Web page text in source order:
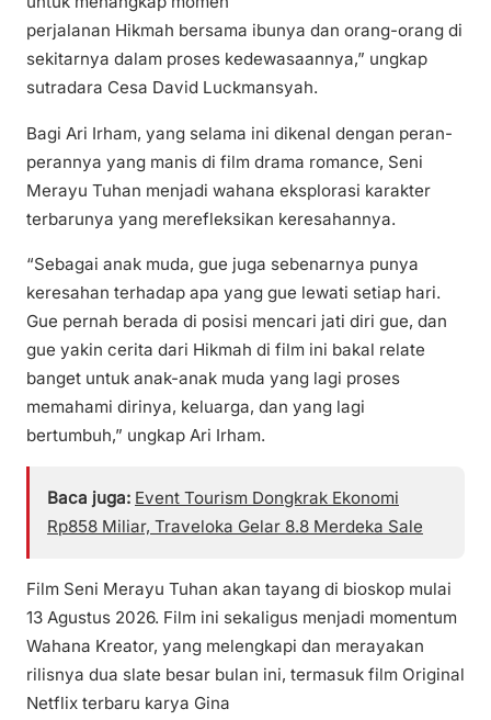
perjalanan Hikmah bersama ibunya dan orang-orang di
sekitarnya dalam proses kedewasaannya,” ungkap
sutradara Cesa David Luckmansyah.
Bagi Ari Irham, yang selama ini dikenal dengan peran-
perannya yang manis di film drama romance, Seni
Merayu Tuhan menjadi wahana eksplorasi karakter
terbarunya yang merefleksikan keresahannya.
“Sebagai anak muda, gue juga sebenarnya punya
keresahan terhadap apa yang gue lewati setiap hari.
Gue pernah berada di posisi mencari jati diri gue, dan
gue yakin cerita dari Hikmah di film ini bakal relate
banget untuk anak-anak muda yang lagi proses
memahami dirinya, keluarga, dan yang lagi
bertumbuh,” ungkap Ari Irham.
Baca juga: Event Tourism Dongkrak Ekonomi
Rp858 Miliar, Traveloka Gelar 8.8 Merdeka Sale
Film Seni Merayu Tuhan akan tayang di bioskop mulai
13 Agustus 2026. Film ini sekaligus menjadi momentum
Wahana Kreator, yang melengkapi dan merayakan
rilisnya dua slate besar bulan ini, termasuk film Original
Netflix terbaru karya Gina